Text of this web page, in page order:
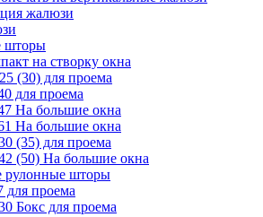
жалюзи
шторы
на створку окна
(30) для проема
для проема
На большие окна
На большие окна
(35) для проема
(50) На большие окна
рулонные шторы
для проема
Бокс для проема